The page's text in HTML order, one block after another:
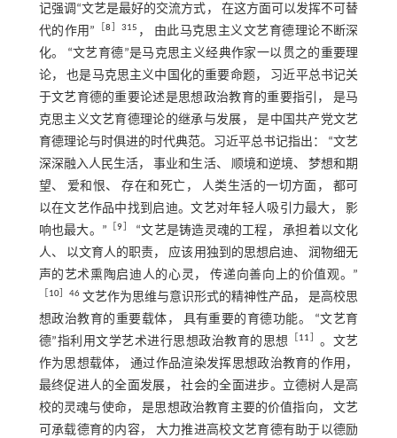
记强调“文艺是最好的交流方式， 在这方面可以发挥不可替
代的作用”
［8 ］315 ， 由此马克思主义文艺育德理论不断深
化。 “文艺育德”是马克思主义经典作家一以贯之的重要理
论， 也是马克思主义中国化的重要命题， 习近平总书记关
于文艺育德的重要论述是思想政治教育的重要指引， 是马
克思主义文艺育德理论的继承与发展， 是中国共产党文艺
育德理论与时俱进的时代典范。习近平总书记指出： “文艺
深深融入人民生活， 事业和生活、 顺境和逆境、 梦想和期
望、 爱和恨、 存在和死亡， 人类生活的一切方面， 都可
以在文艺作品中找到启迪。文艺对年轻人吸引力最大， 影
响也最大。” ［9
“文艺是铸造灵魂的工程， 承担着以文化
人、 以文育人的职责， 应该用独到的思想启迪、 润物细无
声的艺术熏陶启迪人的心灵， 传递向善向上的价值观。”
10］46文艺作为思维与意识形式的精神性产品， 是高校思
想政治教育的重要载体， 具有重要的育德功能。 “文艺育
德”指利用文学艺术进行思想政治教育的思想
11
。文艺
作为思想载体， 通过作品渲染发挥思想政治教育的作用，
最终促进人的全面发展， 社会的全面进步。立德树人是高
校的灵魂与使命， 是思想政治教育主要的价值指向， 文艺
可承载德育的内容， 大力推进高校文艺育德有助于以德励